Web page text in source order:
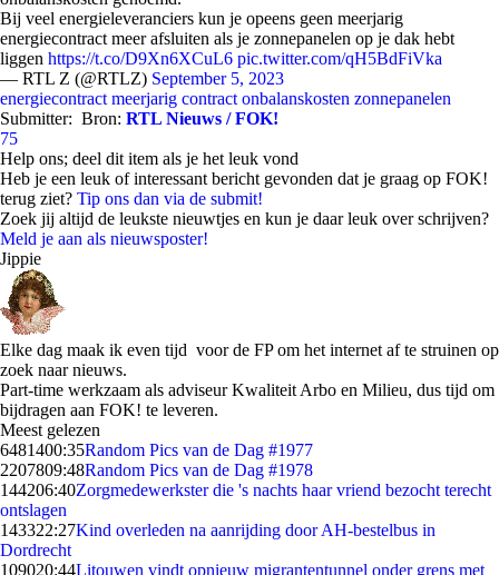
Bij veel energieleveranciers kun je opeens geen meerjarig
energiecontract meer afsluiten als je zonnepanelen op je dak hebt
liggen https://t.co/D9Xn6XCuL6 pic.twitter.com/qH5BdFiVka
— RTL Z (@RTLZ) September 5, 2023
energiecontract meerjarig contract onbalanskosten zonnepanelen
Submitter: Bron: RTL Nieuws / FOK!
75
Help ons; deel dit item als je het leuk vond
Heb je een leuk of interessant bericht gevonden dat je graag op FOK!
terug ziet? Tip ons dan via de submit!
Zoek jij altijd de leukste nieuwtjes en kun je daar leuk over schrijven?
Meld je aan als nieuwsposter!
Jippie
Elke dag maak ik even tijd voor de FP om het internet af te struinen op
zoek naar nieuws.
Part-time werkzaam als adviseur Kwaliteit Arbo en Milieu, dus tijd om
bijdragen aan FOK! te leveren.
Meest gelezen
6481400:35Random Pics van de Dag #1977
2207809:48Random Pics van de Dag #1978
144206:40Zorgmedewerkster die 's nachts haar vriend bezocht terecht
ontslagen
143322:27Kind overleden na aanrijding door AH-bestelbus in
Dordrecht
109020:44Litouwen vindt opnieuw migrantentunnel onder grens met